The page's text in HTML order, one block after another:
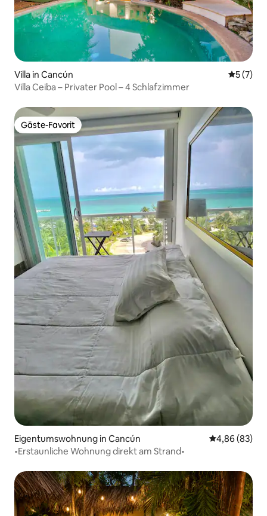
Villa in Cancún
5 (7)
Villa Ceiba – Privater Pool – 4 Schlafzimmer
Gäste-Favorit
Gäste-Favorit
Eigentumswohnung in Cancún
4,86 (83)
•Erstaunliche Wohnung direkt am Strand•